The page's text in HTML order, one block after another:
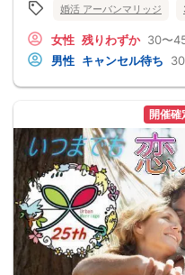
婚活 アーバンマリッジ
女性 残りわずか 30〜
男性 キャンセル待ち
開催確